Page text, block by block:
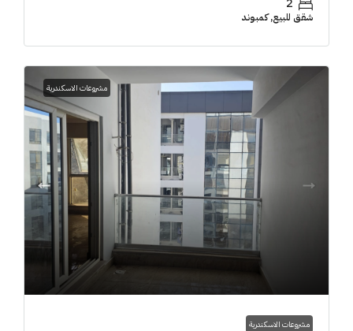
2
شقق للبيع, كمبوند
مشروعات الاسكندرية
مشروعات الاسكندرية